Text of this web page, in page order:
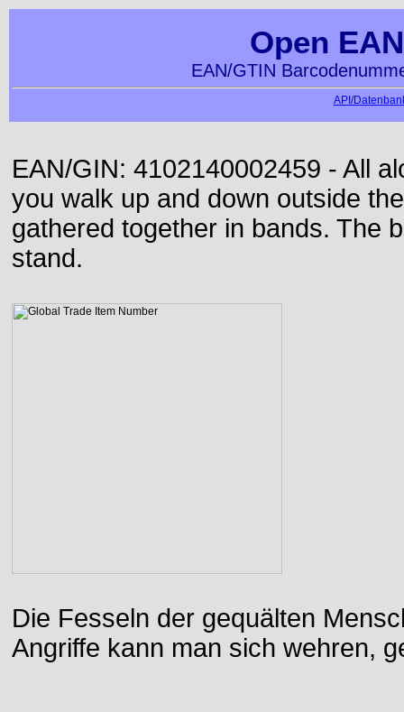
Open
EAN/GTIN
API/
EAN/GIN: 4102140002459 - All
you walk up and down outside
gathered together in bands. The
stand.
Die Fesseln der gequälten
Angriffe kann man sich wehren,